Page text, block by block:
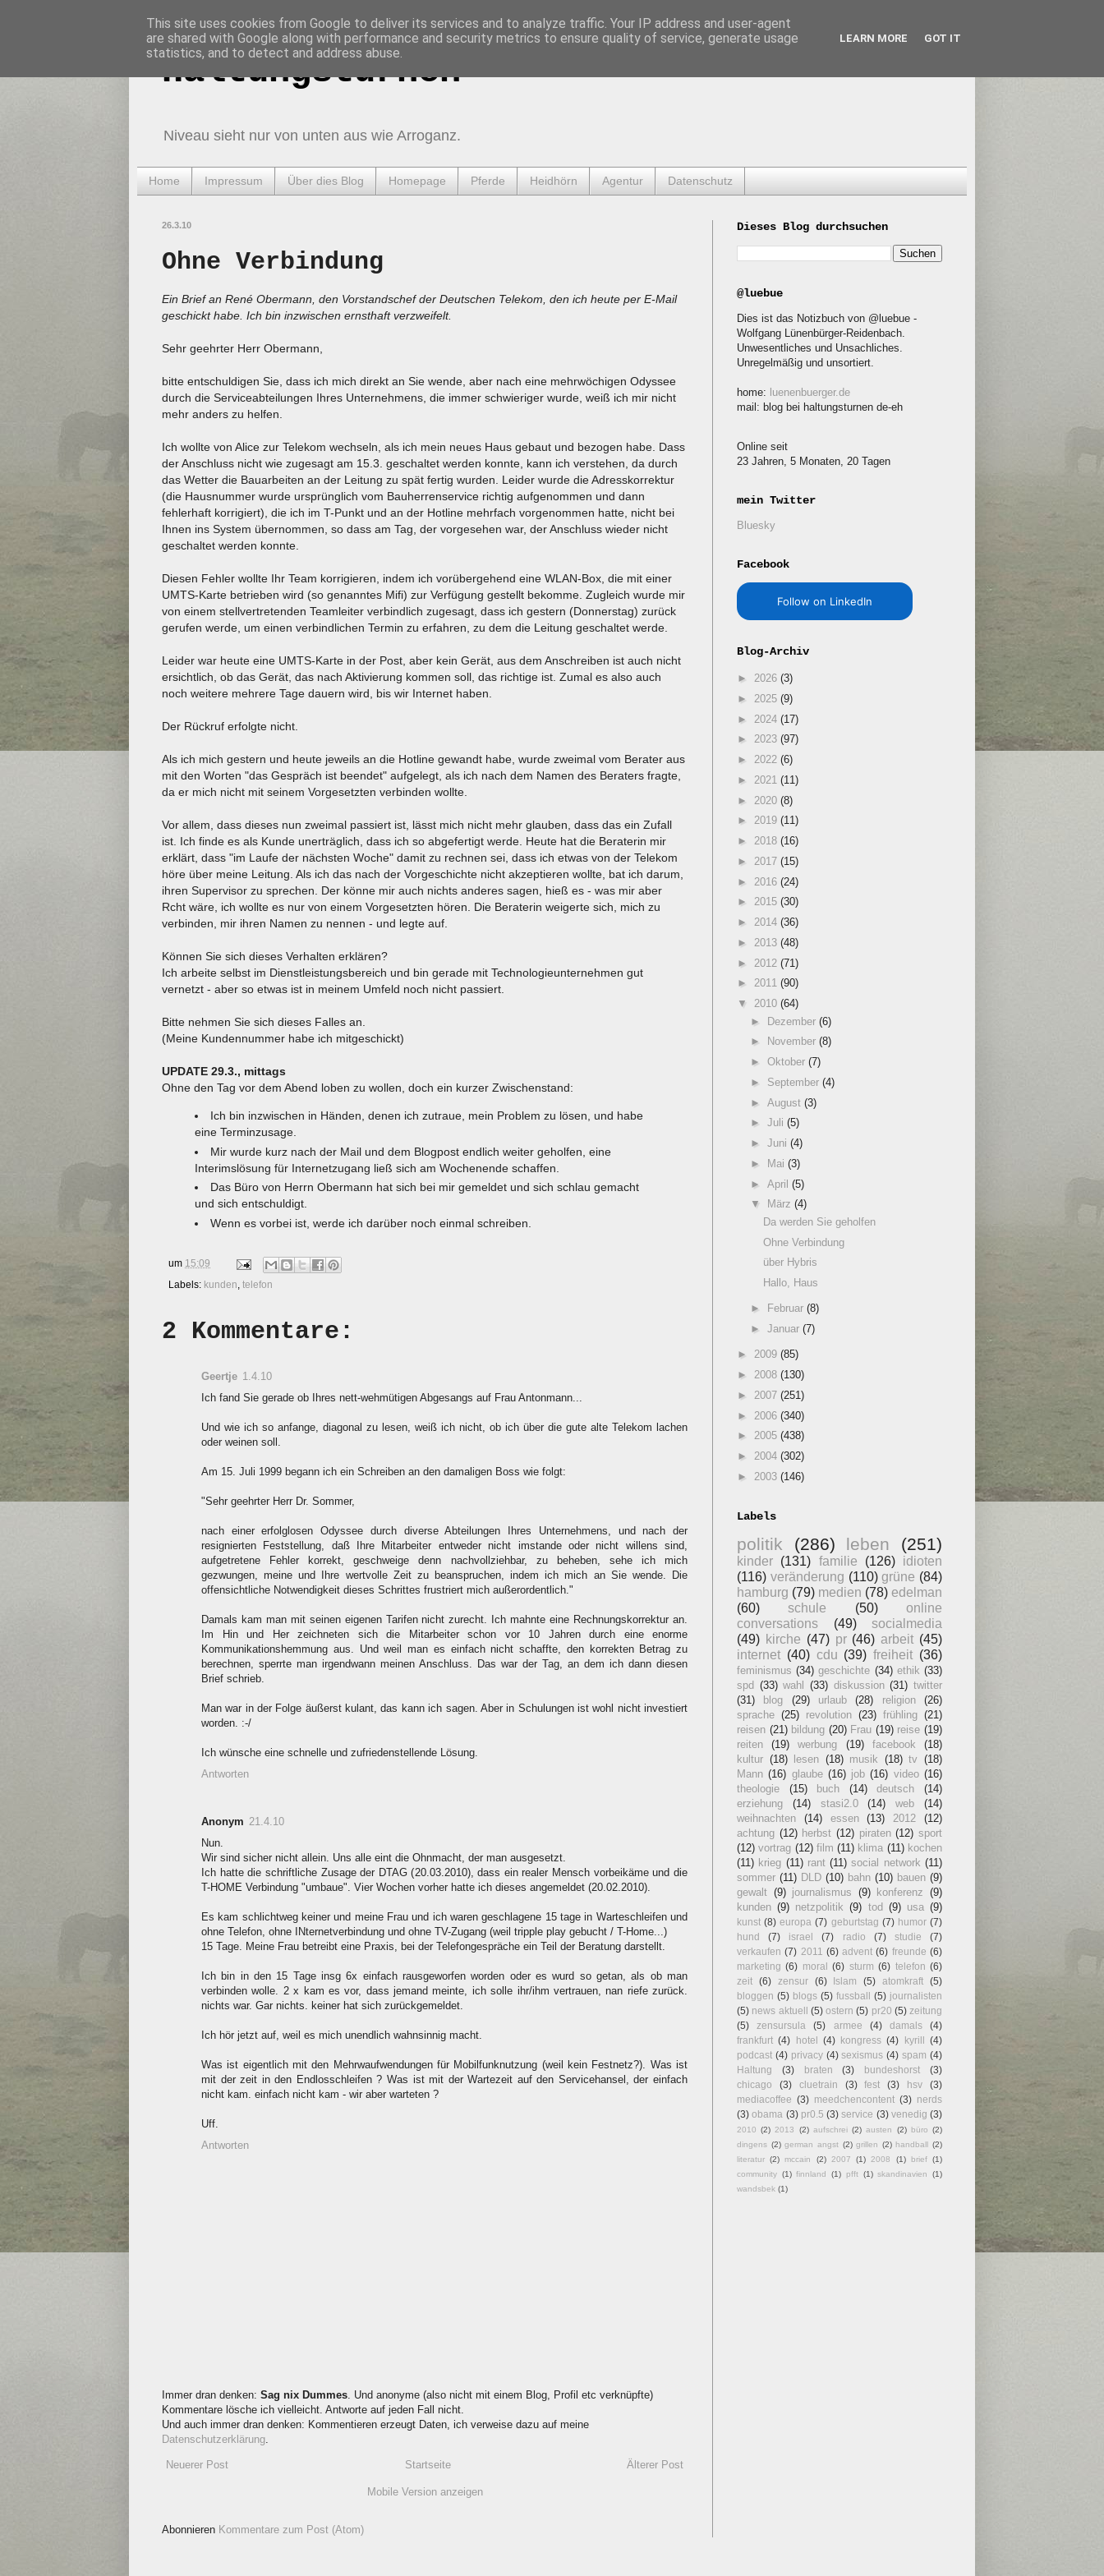
Haltungsturnen
Niveau sieht nur von unten aus wie Arroganz.
Home Impressum Über dies Blog Homepage Pferde Heidhörn Agentur Datenschutz
26.3.10
Ohne Verbindung
Ein Brief an René Obermann, den Vorstandschef der Deutschen Telekom, den ich heute per E-Mail
geschickt habe. Ich bin inzwischen ernsthaft verzweifelt.
Sehr geehrter Herr Obermann,
bitte entschuldigen Sie, dass ich mich direkt an Sie wende, aber nach eine mehrwöchigen Odyssee
durch die Serviceabteilungen Ihres Unternehmens, die immer schwieriger wurde, weiß ich mir nicht
mehr anders zu helfen.
Ich wollte von Alice zur Telekom wechseln, als ich mein neues Haus gebaut und bezogen habe. Dass
der Anschluss nicht wie zugesagt am 15.3. geschaltet werden konnte, kann ich verstehen, da durch
das Wetter die Bauarbeiten an der Leitung zu spät fertig wurden. Leider wurde die Adresskorrektur
(die Hausnummer wurde ursprünglich vom Bauherrenservice richtig aufgenommen und dann
fehlerhaft korrigiert), die ich im T-Punkt und an der Hotline mehrfach vorgenommen hatte, nicht bei
Ihnen ins System übernommen, so dass am Tag, der vorgesehen war, der Anschluss wieder nicht
geschaltet werden konnte.
Diesen Fehler wollte Ihr Team korrigieren, indem ich vorübergehend eine WLAN-Box, die mit einer
UMTS-Karte betrieben wird (so genanntes Mifi) zur Verfügung gestellt bekomme. Zugleich wurde mir
von einem stellvertretenden Teamleiter verbindlich zugesagt, dass ich gestern (Donnerstag) zurück
gerufen werde, um einen verbindlichen Termin zu erfahren, zu dem die Leitung geschaltet werde.
Leider war heute eine UMTS-Karte in der Post, aber kein Gerät, aus dem Anschreiben ist auch nicht
ersichtlich, ob das Gerät, das nach Aktivierung kommen soll, das richtige ist. Zumal es also auch
noch weitere mehrere Tage dauern wird, bis wir Internet haben.
Der Rückruf erfolgte nicht.
Als ich mich gestern und heute jeweils an die Hotline gewandt habe, wurde zweimal vom Berater aus
mit den Worten "das Gespräch ist beendet" aufgelegt, als ich nach dem Namen des Beraters fragte,
da er mich nicht mit seinem Vorgesetzten verbinden wollte.
Vor allem, dass dieses nun zweimal passiert ist, lässt mich nicht mehr glauben, dass das ein Zufall
ist. Ich finde es als Kunde unerträglich, dass ich so abgefertigt werde. Heute hat die Beraterin mir
erklärt, dass "im Laufe der nächsten Woche" damit zu rechnen sei, dass ich etwas von der Telekom
höre über meine Leitung. Als ich das nach der Vorgeschichte nicht akzeptieren wollte, bat ich darum,
ihren Supervisor zu sprechen. Der könne mir auch nichts anderes sagen, hieß es - was mir aber
Rcht wäre, ich wollte es nur von einem Vorgesetzten hören. Die Beraterin weigerte sich, mich zu
verbinden, mir ihren Namen zu nennen - und legte auf.
Können Sie sich dieses Verhalten erklären?
Ich arbeite selbst im Dienstleistungsbereich und bin gerade mit Technologieunternehmen gut
vernetzt - aber so etwas ist in meinem Umfeld noch nicht passiert.
Bitte nehmen Sie sich dieses Falles an.
(Meine Kundennummer habe ich mitgeschickt)
UPDATE 29.3., mittags
Ohne den Tag vor dem Abend loben zu wollen, doch ein kurzer Zwischenstand:
Ich bin inzwischen in Händen, denen ich zutraue, mein Problem zu lösen, und habe
eine Terminzusage.
Mir wurde kurz nach der Mail und dem Blogpost endlich weiter geholfen, eine
Interimslösung für Internetzugang ließ sich am Wochenende schaffen.
Das Büro von Herrn Obermann hat sich bei mir gemeldet und sich schlau gemacht
und sich entschuldigt.
Wenn es vorbei ist, werde ich darüber noch einmal schreiben.
um 15:09
Labels: kunden telefon
2 Kommentare:
Geertje 1.4.10
Ich fand Sie gerade ob Ihres nett-wehmütigen Abgesangs auf Frau Antonmann...
Und wie ich so anfange, diagonal zu lesen, weiß ich nicht, ob ich über die gute alte Telekom lachen
oder weinen soll.
Am 15. Juli 1999 begann ich ein Schreiben an den damaligen Boss wie folgt:
"Sehr geehrter Herr Dr. Sommer,
nach einer erfolglosen Odyssee durch diverse Abteilungen Ihres Unternehmens, und nach der
resignierten Feststellung, daß Ihre Mitarbeiter entweder nicht imstande oder nicht willens sind,
aufgetretene Fehler korrekt, geschweige denn nachvollziehbar, zu beheben, sehe ich mich
gezwungen, meine und Ihre wertvolle Zeit zu beanspruchen, indem ich mich an Sie wende. Die
offensichtliche Notwendigkeit dieses Schrittes frustriert mich außerordentlich."
Damals kam man mit seinen eigenen Tarifen nicht zurecht. Ich mahnte eine Rechnungskorrektur an.
Im Hin und Her zeichneten sich die Mitarbeiter schon vor 10 Jahren durch eine enorme
Kommunikationshemmung aus. Und weil man es einfach nicht schaffte, den korrekten Betrag zu
berechnen, sperrte man irgendwann meinen Anschluss. Das war der Tag, an dem ich dann diesen
Brief schrieb.
Man war in der Folge äußerst kulant, das kann ich sagen. Aber in Schulungen ist wohl nicht investiert
worden. :-/
Ich wünsche eine schnelle und zufriedenstellende Lösung.
Antworten
Anonym 21.4.10
Nun.
Wir sind sicher nicht allein. Uns alle eint die Ohnmacht, der man ausgesetzt.
Ich hatte die schriftliche Zusage der DTAG (20.03.2010), dass ein realer Mensch vorbeikäme und die
T-HOME Verbindung "umbaue". Vier Wochen vorher hatte ich dieses angemeldet (20.02.2010).
Es kam schlichtweg keiner und meine Frau und ich waren geschlagene 15 tage in Warteschleifen und
ohne Telefon, ohne INternetverbindung und ohne TV-Zugang (weil tripple play gebucht / T-Home...)
15 Tage. Meine Frau betreibt eine Praxis, bei der Telefongespräche ein Teil der Beratung darstellt.
Ich bin in den 15 Tage insg 6x einfach rausgeworfen worden oder es wurd so getan, als ob man
verbinden wolle. 2 x kam es vor, dass jemand meinte, ich solle ihr/ihm vertrauen, nan riefe zurück.
nichts war. Gar nichts. keiner hat sich zurückgemeldet.
Ich hör jetzt auf, weil es mich unendlich wahnsinnig macht.
Was ist eigentlich mit den Mehrwaufwendungen für Mobilfunknutzung (weil kein Festnetz?). Was ist
mit der zeit in den Endlosschleifen ? Was ist mit der Wartezeit auf den Servicehansel, der einfach
nicht kam. einfach nicht kam - wir aber warteten ?
Uff.
Antworten
Immer dran denken: Sag nix Dummes . Und anonyme (also nicht mit einem Blog, Profil etc verknüpfte)
Kommentare lösche ich vielleicht. Antworte auf jeden Fall nicht.
Und auch immer dran denken: Kommentieren erzeugt Daten, ich verweise dazu auf meine
Datenschutzerklärung
Neuerer Post Älterer Post
Startseite
Mobile Version anzeigen
Abonnieren Kommentare zum Post (Atom)
Dieses Blog durchsuchen
@luebue
Dies ist das Notizbuch von @luebue -
Wolfgang Lünenbürger-Reidenbach.
Unwesentliches und Unsachliches.
Unregelmäßig und unsortiert.
home: luenenbuerger.de
mail: blog bei haltungsturnen de-eh
Online seit
23 Jahren, 5 Monaten, 20 Tagen
mein Twitter
Bluesky
Facebook
Follow on LinkedIn
Blog-Archiv
► 2026 (3)
► 2025 (9)
► 2024 (17)
► 2023 (97)
► 2022 (6)
► 2021 (11)
► 2020 (8)
► 2019 (11)
► 2018 (16)
► 2017 (15)
► 2016 (24)
► 2015 (30)
► 2014 (36)
► 2013 (48)
► 2012 (71)
► 2011 (90)
▼ 2010 (64)
► Dezember (6)
►
November (8)
► Oktober (7)
► September (4)
► August (3)
► Juli (5)
► Juni (4)
►
Mai (3)
► April (5)
▼
März (4)
Da werden Sie geholfen
Ohne Verbindung
über Hybris
Hallo, Haus
► Februar (8)
► Januar (7)
► 2009 (85)
► 2008 (130)
► 2007 (251)
► 2006 (340)
► 2005 (438)
► 2004 (302)
► 2003 (146)
Labels
politik (286) leben (251)
kinder (131) familie (126)
idioten
(116) veränderung (110) grüne (84)
hamburg (79) medien (78) edelman
(60)
schule (50)
online
conversations
(49)
socialmedia
(49) kirche (47) pr (46) arbeit (45)
internet (40) cdu (39) freiheit (36)
feminismus (34) geschichte (34) ethik (33)
spd (33) wahl (33) diskussion (31) twitter
(31)
blog (29) urlaub (28) religion
(26)
sprache (25) revolution (23) frühling (21)
reisen (21) bildung (20) Frau (19) reise (19)
reiten
(19) werbung (19) facebook
(18)
kultur (18) lesen (18) musik (18) tv
(18)
Mann (16) glaube (16) job (16) video (16)
theologie
(15) buch (14) deutsch
(14)
erziehung
(14) stasi2.0 (14) web
(14)
weihnachten
(14) essen (13) 2012
(12)
achtung (12) herbst (12) piraten (12) sport
(12) vortrag (12) film (11) klima (11) kochen
(11) krieg (11) rant (11) social network (11)
sommer (11) DLD (10) bahn (10) bauen (9)
gewalt (9) journalismus (9) konferenz
(9)
kunden (9) netzpolitik (9) tod (9) usa (9)
kunst (8) europa (7) geburtstag (7) humor (7)
hund
(7) israel (7) radio (7) studie
(7)
verkaufen (7) 2011 (6) advent (6) freunde (6)
marketing (6) moral (6) sturm (6) telefon (6)
zeit
(6) zensur (6) Islam (5) atomkraft
(5)
bloggen (5) blogs (5) fussball (5) journalisten
(5) news aktuell (5) ostern (5) pr20 (5) zeitung
(5)
zensursula (5) armee (4) damals
(4)
frankfurt (4) hotel (4) kongress (4) kyrill
(4)
podcast (4) privacy (4) sexismus (4) spam (4)
Haltung
(3) braten (3) bundeshorst
(3)
chicago
(3) cluetrain (3) fest (3) hsv
(3)
mediacoffee (3) meedchencontent (3) nerds
(3) obama (3) pr0.5 (3) service (3) venedig (3)
2010 (2) 2013 (2) aufschrei (2) austen (2) büro (2)
dingens (2) german angst (2) grillen (2) handball (2)
literatur (2) mccain (2) 2007 (1) 2008 (1) brief (1)
community (1) finnland (1) pfft (1) skandinavien
(1)
wandsbek (1)
This site uses cookies from Google to deliver its services and to analyze traffic. Your IP address and user-agent
are shared with Google along with performance and security metrics to ensure quality of service, generate usage
statistics, and to detect and address abuse.
LEARN MORE GOT IT